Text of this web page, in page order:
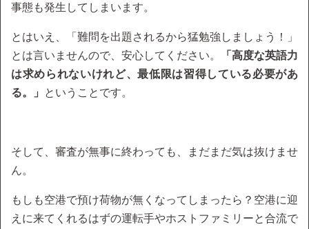
事態も発生してしまいます。
とはいえ、「難問を出題されるから猛勉強しましょう！」
とは言いませんので、安心してください。
「高度な英語力
は求められないけれど、最低限は習得している必要があ
る。」
ということです。
そして、審査が無事に終わっても、まだまだ気は抜けませ
ん。
もしも空港で預け荷物が無くなってしまったら？空港に迎
えに来てくれるはずの運転手やホストファミリーと合流で